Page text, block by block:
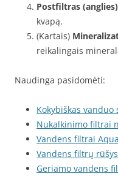
Postfiltras (anglies)
kvapą.
(Kartais)
reikalingais
Naudinga pasidomėti:
Kokybiškas vanduo
Nukalkinimo filtrai
Vandens filtrai
Vandens filtrų
Geriamo vandens